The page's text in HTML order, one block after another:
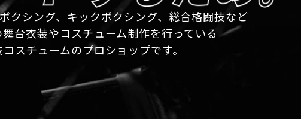
クシング、キックボクシング、総合格闘技など
台衣装やコスチューム制作を行っている
スチュームのプロショップです。